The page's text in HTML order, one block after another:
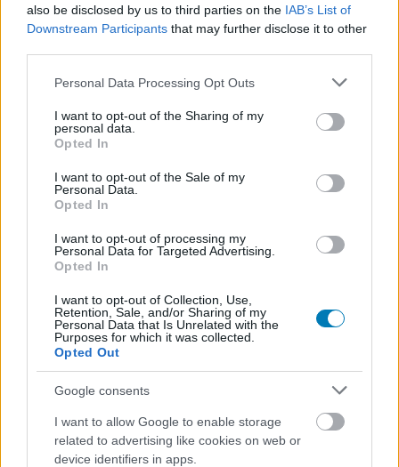
also be disclosed by us to third parties on the IAB’s List of
Downstream Participants that may further disclose it to other
Please note that this website/app uses one or more Google
not limited to your visit or usage behaviour. You may click to
grant or deny consent to Google and its third-party tags to
use your data for below specified purposes in below Google
consent section.
Personal Data Processing Opt Outs
I want to opt-out of the Sharing of my
personal data.
Opted In
I want to opt-out of the Sale of my
Personal Data.
Opted In
I want to opt-out of processing my
Personal Data for Targeted Advertising.
Opted In
I want to opt-out of Collection, Use,
Retention, Sale, and/or Sharing of my
Personal Data that Is Unrelated with the
Purposes for which it was collected.
Opted Out
Google consents
I want to allow Google to enable storage
related to advertising like cookies on web or
device identifiers in apps.
jelentős részét a közösség visszajelzései inspirálták. A
cél az, hogy az új játékosok és a Pywel világát már jól
ismerő veteránok egyaránt tartalmasabb élményben
részesüljenek.
Az egyik legfontosabb újdonság egy új, kifejezetten
harcra fókuszáló játékelem lesz. A részleteket egyelőre
nem árulták el, de a fejlesztők szerint ez a mód
lehetőséget ad majd arra, hogy a játékosok valóban
próbára tegyék Greymane harcosként megszerzett